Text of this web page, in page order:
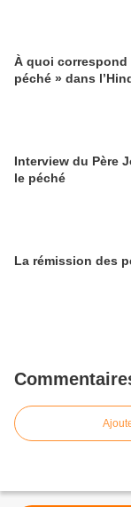
À quoi correspond
péché » dans
Interview du Père
le péché
La rémission des